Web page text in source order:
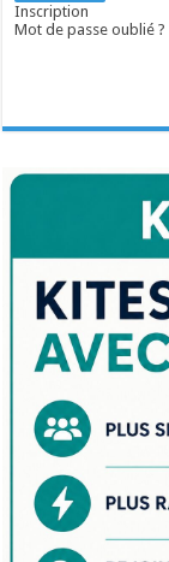
Inscription
Mot de passe oublié ?